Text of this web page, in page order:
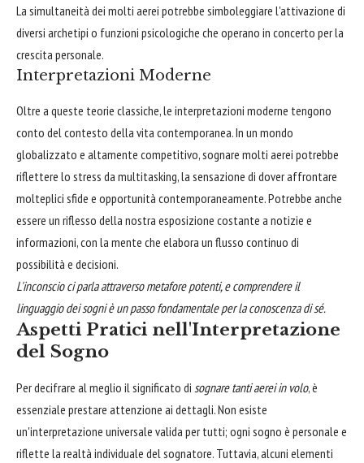
La simultaneità dei molti aerei potrebbe simboleggiare l'attivazione di
diversi archetipi o funzioni psicologiche che operano in concerto per la
crescita personale.
Interpretazioni Moderne
Oltre a queste teorie classiche, le interpretazioni moderne tengono
conto del contesto della vita contemporanea. In un mondo
globalizzato e altamente competitivo, sognare molti aerei potrebbe
riflettere lo stress da multitasking, la sensazione di dover affrontare
molteplici sfide e opportunità contemporaneamente. Potrebbe anche
essere un riflesso della nostra esposizione costante a notizie e
informazioni, con la mente che elabora un flusso continuo di
possibilità e decisioni.
L'inconscio ci parla attraverso metafore potenti, e comprendere il
linguaggio dei sogni è un passo fondamentale per la conoscenza di sé.
Aspetti Pratici nell'Interpretazione
del Sogno
Per decifrare al meglio il significato di sognare tanti aerei in volo, è
essenziale prestare attenzione ai dettagli. Non esiste
un'interpretazione universale valida per tutti; ogni sogno è personale e
riflette la realtà individuale del sognatore. Tuttavia, alcuni elementi